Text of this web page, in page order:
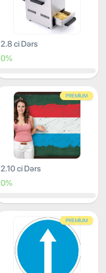
2.8 ci Dərs
0%
PREMIUM
2.10 ci Dərs
0%
PREMIUM